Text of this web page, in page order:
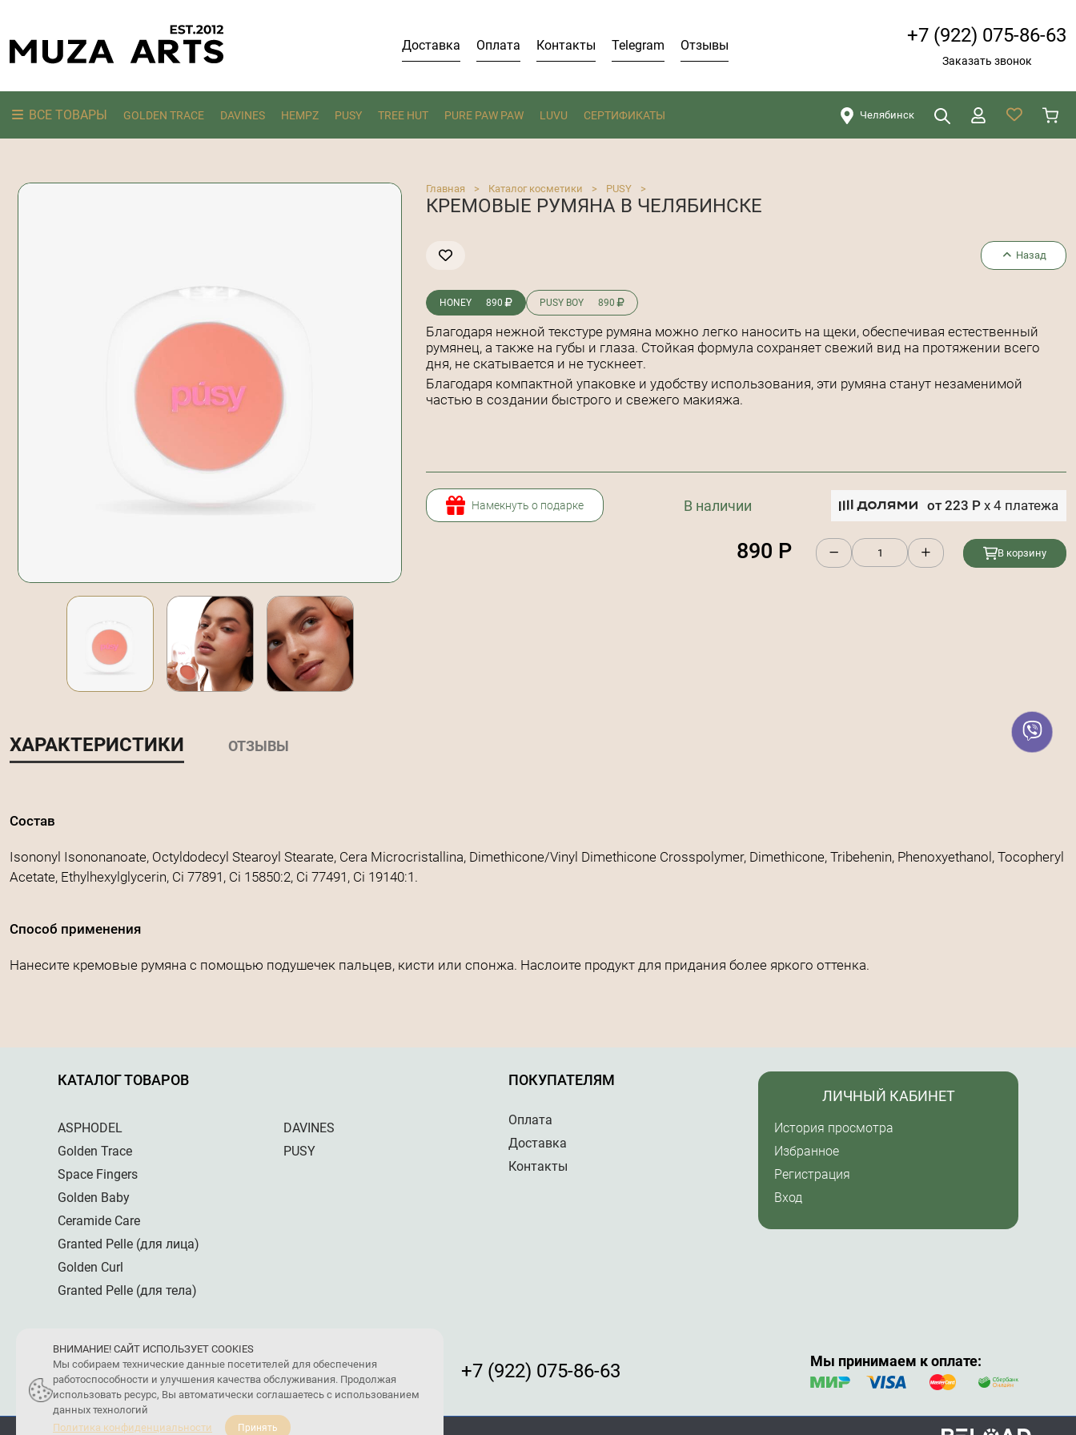
Доставка Оплата Контакты Telegram Отзывы +7 (922) 075-86-63
Заказать звонок
ВСЕ ТОВАРЫ GOLDEN TRACE DAVINES HEMPZ PUSY TREE HUT PURE PAW PAW LUVU СЕРТИФИКАТЫ Челябинск
Главная
> Каталог косметики > PUSY >
КРЕМОВЫЕ РУМЯНА В ЧЕЛЯБИНСКЕ
Назад
HONEY 890 PUSY BOY 890
Благодаря нежной текстуре румяна можно легко наносить на щеки, обеспечивая естественный
румянец, а также на губы и глаза. Стойкая формула сохраняет свежий вид на протяжении всего
дня, не скатывается и не тускнеет.
Благодаря компактной упаковке и удобству использования, эти румяна станут незаменимой
частью в создании быстрого и свежего макияжа.
Намекнуть о подарке В наличии от 223 Р x 4 платежа
890 Р В корзину
ХАРАКТЕРИСТИКИ ОТЗЫВЫ
Состав
Isononyl Isononanoate, Octyldodecyl Stearoyl Stearate, Cera Microcristallina, Dimethicone/Vinyl Dimethicone Crosspolymer, Dimethicone, Tribehenin, Phenoxyethanol, Tocopheryl
Acetate, Ethylhexylglycerin, Ci 77891, Ci 15850:2, Ci 77491, Ci 19140:1.
Способ применения
Нанесите кремовые румяна с помощью подушечек пальцев, кисти или спонжа. Наслоите продукт для придания более яркого оттенка.
КАТАЛОГ ТОВАРОВ
ASPHODEL
Golden Trace
Space Fingers
Golden Baby
Ceramide Care
Granted Pelle (для лица)
Golden Curl
Granted Pelle (для тела)
DAVINES
PUSY
ПОКУПАТЕЛЯМ
Оплата
Доставка
Контакты
ЛИЧНЫЙ КАБИНЕТ
История просмотра
Избранное
Регистрация
Вход
+7 (922) 075-86-63 Мы принимаем к оплате:
ВНИМАНИЕ! САЙТ ИСПОЛЬЗУЕТ COOKIES
Мы собираем технические данные посетителей для обеспечения
работоспособности и улучшения качества обслуживания. Продолжая
использовать ресурс, Вы автоматически соглашаетесь с использованием
данных технологий
Политика конфиденциальности
Принять